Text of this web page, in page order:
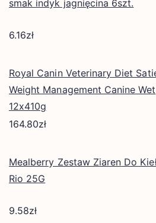
smak indyk jagnięcina 6szt.
6.16zł
Royal Canin Veterinary Diet
Weight Management Canine Wet
12x410g
164.80zł
Mealberry Zestaw Ziaren Do
Rio 25G
9.58zł